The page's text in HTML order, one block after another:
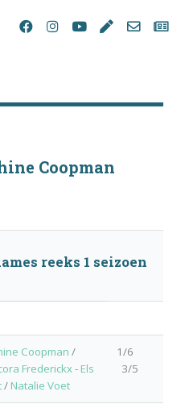
Coopman
reeks 1 seizoen
Coopman /
Frederickx- Els
/ Natalie Voet
1/6
3/5